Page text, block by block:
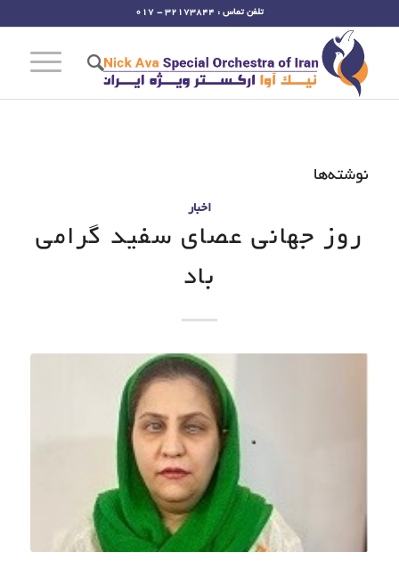
تلفن تماس : 32173844 - 017
نوشته‌ها
اخبار
روز جهانی عصای سفید گرامی
باد